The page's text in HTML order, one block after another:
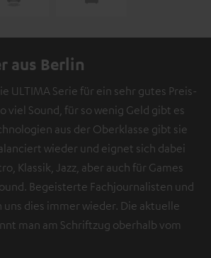
aus Berlin
ULTIMA Serie für ein sehr gutes Preis-
viel Sound, für so wenig Geld gibt es
aus der Oberklasse gibt sie
wieder und eignet sich dabei
Klassik, Jazz, aber auch für Games
Begeisterte Fachjournalisten und
uns dies immer wieder. Die aktuelle
man am Schriftzug oberhalb vom